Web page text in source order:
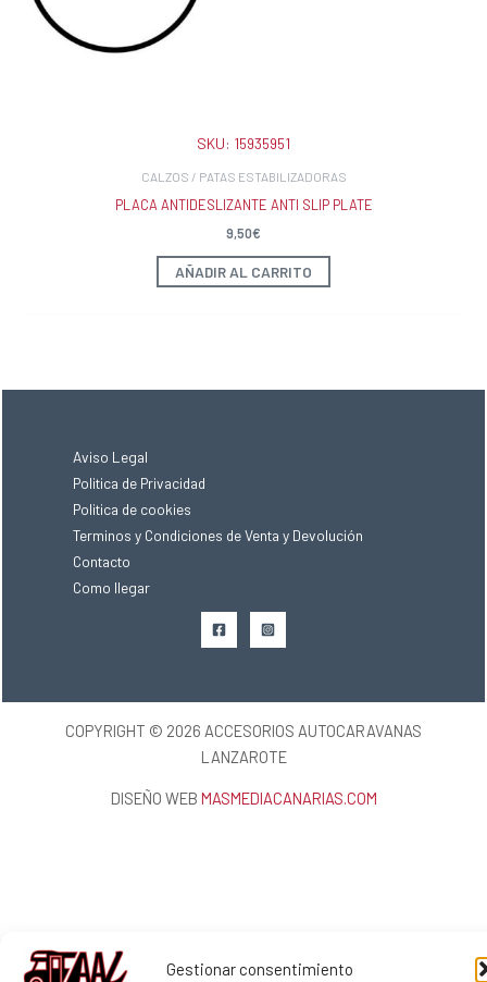
Gestionar consentimiento
SKU: 15935951
CALZOS / PATAS ESTABILIZADORAS
PLACA ANTIDESLIZANTE ANTI SLIP PLATE
9,50€
AÑADIR AL CARRITO
Aviso Legal
Politica de Privacidad
Politica de cookies
Terminos y Condiciones de Venta y Devolución
Contacto
Como llegar
COPYRIGHT © 2026 ACCESORIOS AUTOCARAVANAS
LANZAROTE
DISEÑO WEB MASMEDIACANARIAS.COM